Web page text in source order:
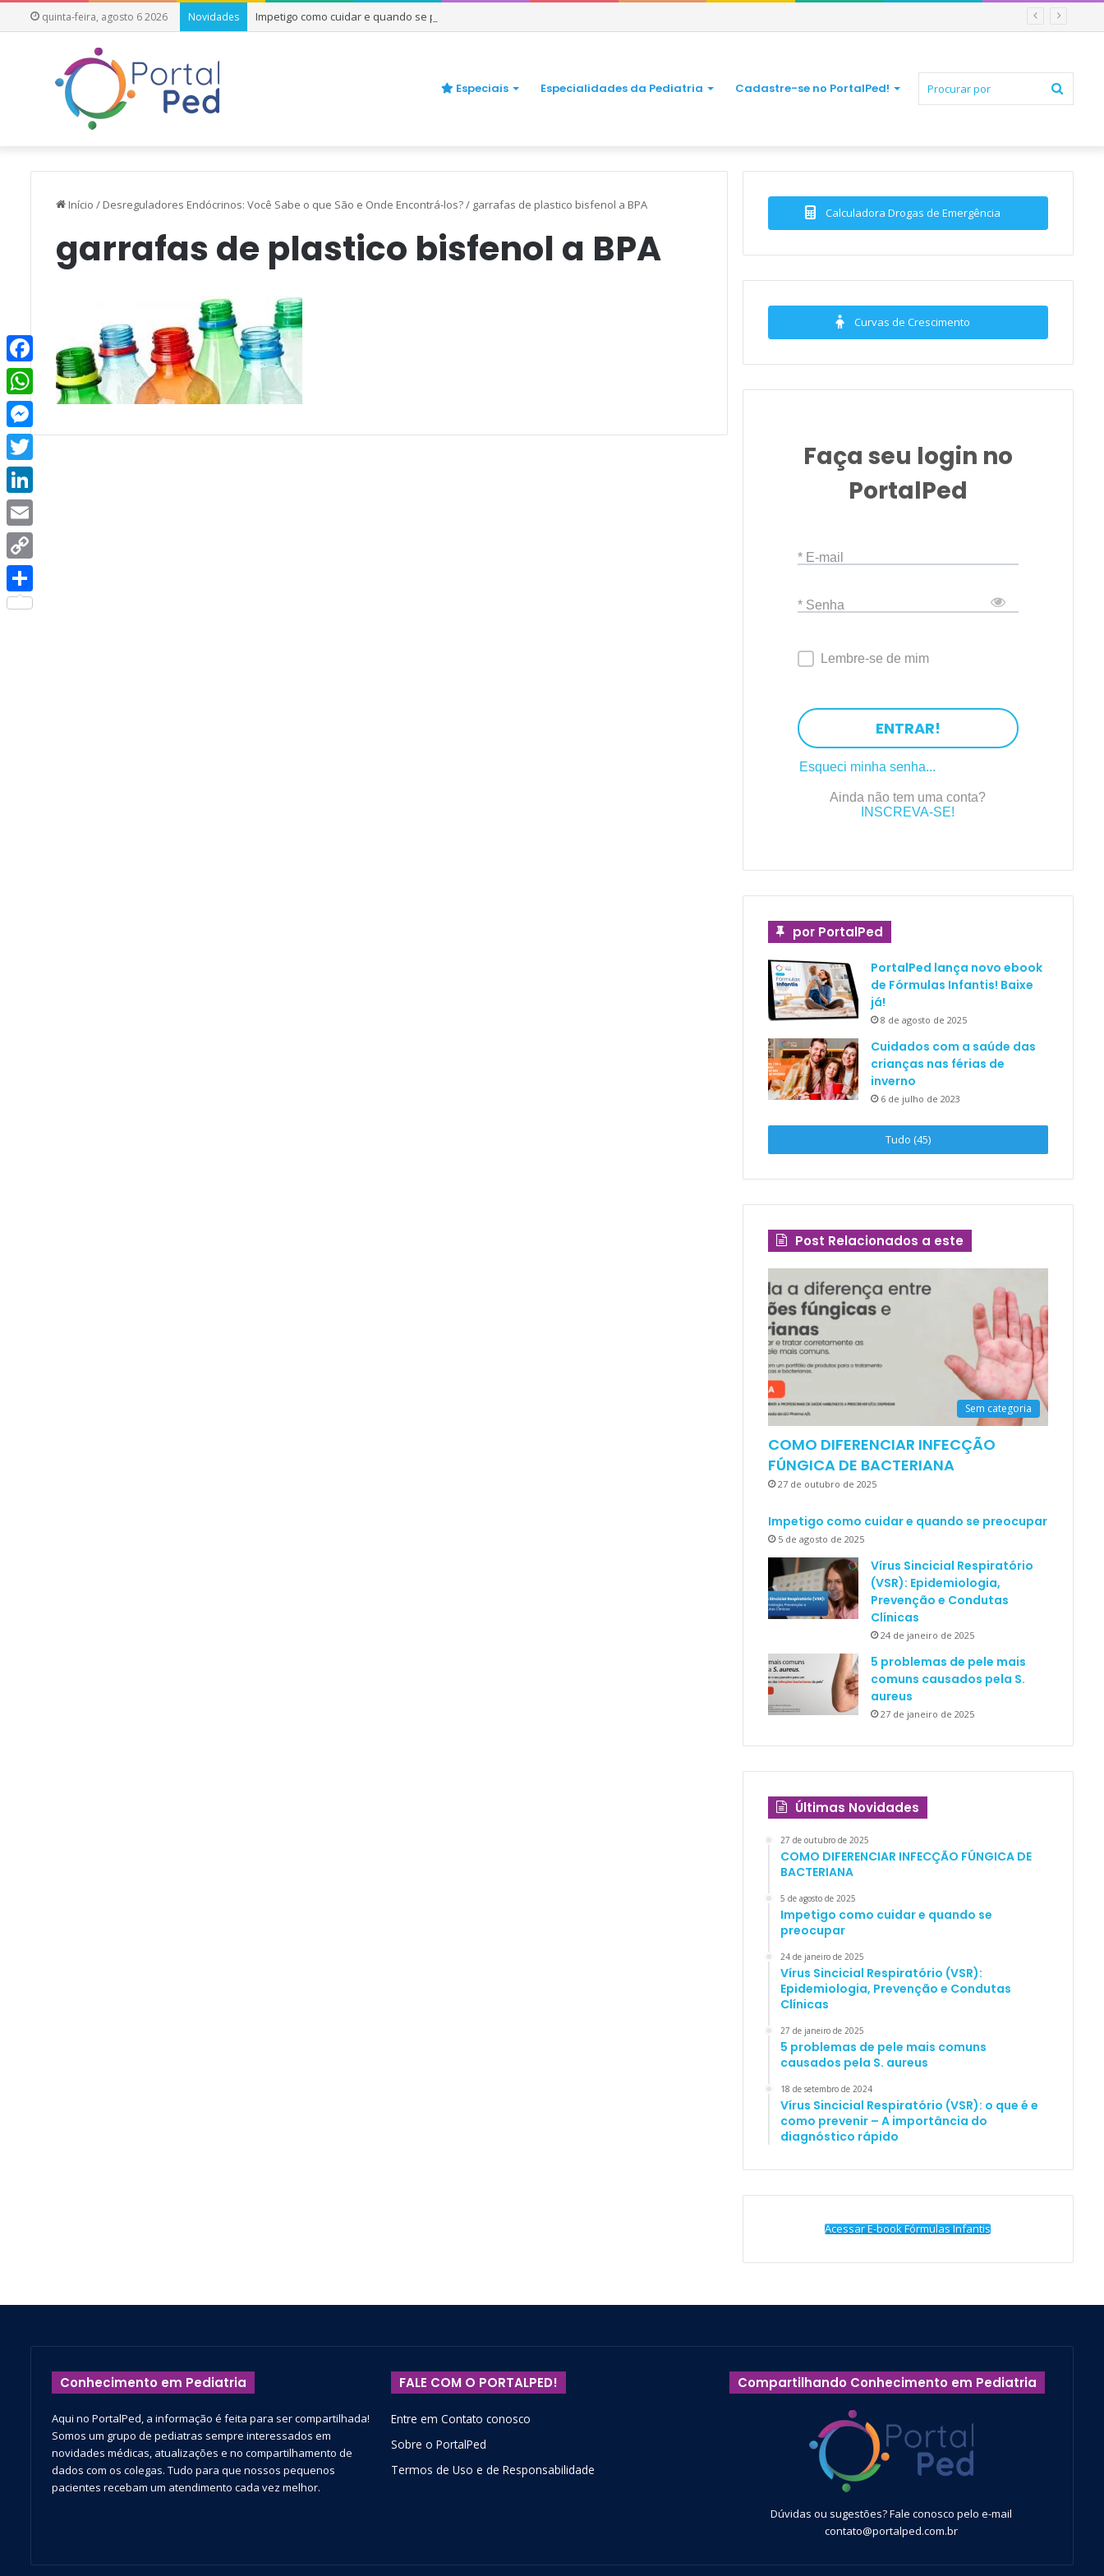
quinta-feira, agosto 6 2026 Novidades Impetigo como cuidar e quando se preocupar
Especiais Especialidades da Pediatria Cadastre-se no PortalPed!
Início / Desreguladores Endócrinos: Você Sabe o que São e Onde Encontrá-los?/ garrafas de plastico bisfenol a BPA
garrafas de plastico bisfenol a BPA
Calculadora Drogas de Emergência
Curvas de Crescimento
Faça seu login no
PortalPed
* E-mail
* Senha
Lembre-se de mim
ENTRAR!
Esqueci minha senha...
Ainda não tem uma conta?
INSCREVA-SE!
por PortalPed
PortalPed lança novo ebook
de Fórmulas Infantis! Baixe
já!
8 de agosto de 2025
Cuidados com a saúde das
crianças nas férias de
inverno
6 de julho de 2023
Tudo (45)
Post Relacionados a este
Sem categoria
COMO DIFERENCIAR INFECÇÃO
FÚNGICA DE BACTERIANA
27 de outubro de 2025
Impetigo como cuidar e quando se preocupar
5 de agosto de 2025
Vírus Sincicial Respiratório
(VSR): Epidemiologia,
Prevenção e Condutas
Clínicas
24 de janeiro de 2025
5 problemas de pele mais
comuns causados pela S.
aureus
27 de janeiro de 2025
Últimas Novidades
27 de outubro de 2025
COMO DIFERENCIAR INFECÇÃO FÚNGICA DE
BACTERIANA
5 de agosto de 2025
Impetigo como cuidar e quando se
preocupar
24 de janeiro de 2025
Vírus Sincicial Respiratório (VSR):
Epidemiologia, Prevenção e Condutas
Clínicas
27 de janeiro de 2025
5 problemas de pele mais comuns
causados pela S. aureus
18 de setembro de 2024
Vírus Sincicial Respiratório (VSR): o que é e
como prevenir – A importância do
diagnóstico rápido
Acessar E-book Fórmulas Infantis
Conhecimento em Pediatria
Aqui no PortalPed, a informação é feita para ser compartilhada!
Somos um grupo de pediatras sempre interessados em
novidades médicas, atualizações e no compartilhamento de
dados com os colegas. Tudo para que nossos pequenos
pacientes recebam um atendimento cada vez melhor.
FALE COM O PORTALPED!
Entre em Contato conosco
Sobre o PortalPed
Termos de Uso e de Responsabilidade
Compartilhando Conhecimento em Pediatria
Dúvidas ou sugestões? Fale conosco pelo e-mail
contato@portalped.com.br
Facebook
WhatsApp
Messenger
Twitter
LinkedIn
Email
Copy
Link
Share